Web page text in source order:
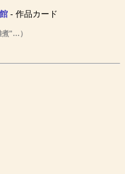
- 作品カード
"…）